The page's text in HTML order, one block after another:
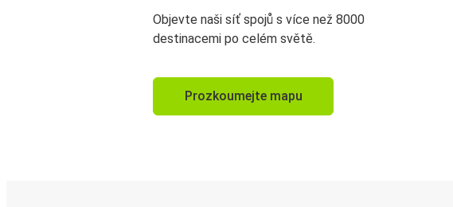
Objevte naši síť spojů s více než 8000
destinacemi po celém světě.
Prozkoumejte mapu